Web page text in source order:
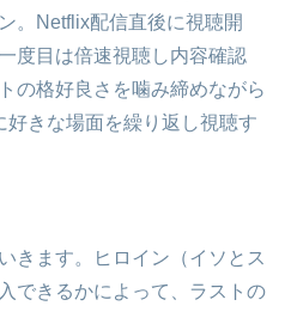
。Netflix配信直後に視聴開
度目は倍速視聴し内容確認
の格好良さを噛み締めながら
きな場面を繰り返し視聴す
きます。ヒロイン（イソとス
できるかによって、ラストの